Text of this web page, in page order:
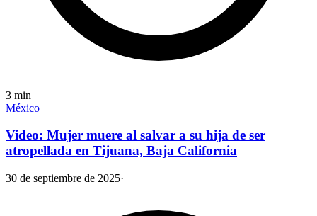
3 min
México
Video: Mujer muere al salvar a su hija de ser
atropellada en Tijuana, Baja California
30 de septiembre de 2025·